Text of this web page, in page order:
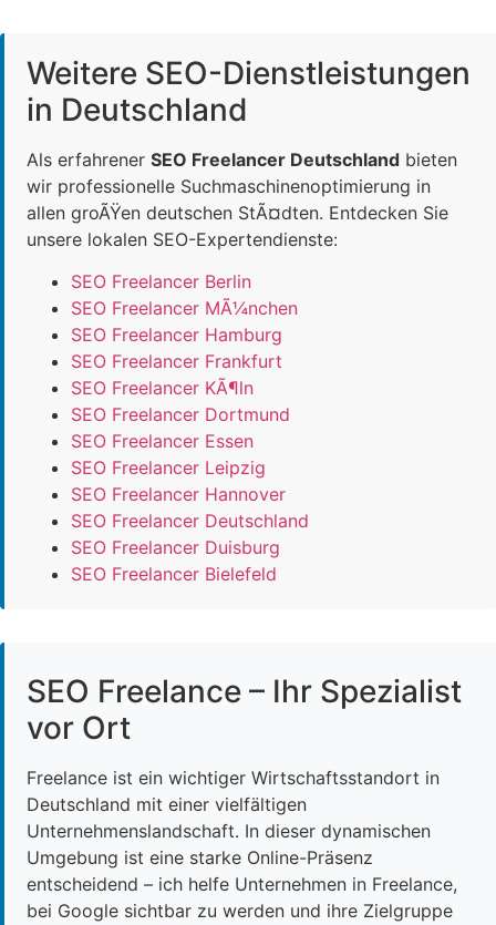
Weitere SEO-Dienstleistungen
in Deutschland
Als erfahrener SEO Freelancer Deutschland bieten
wir professionelle Suchmaschinenoptimierung in
allen groÃŸen deutschen StÃ¤dten. Entdecken Sie
unsere lokalen SEO-Expertendienste:
SEO Freelancer Berlin
SEO Freelancer MÃ¼nchen
SEO Freelancer Hamburg
SEO Freelancer Frankfurt
SEO Freelancer KÃ¶ln
SEO Freelancer Dortmund
SEO Freelancer Essen
SEO Freelancer Leipzig
SEO Freelancer Hannover
SEO Freelancer Deutschland
SEO Freelancer Duisburg
SEO Freelancer Bielefeld
SEO Freelance – Ihr Spezialist
vor Ort
Freelance ist ein wichtiger Wirtschaftsstandort in
Deutschland mit einer vielfältigen
Unternehmenslandschaft. In dieser dynamischen
Umgebung ist eine starke Online-Präsenz
entscheidend – ich helfe Unternehmen in Freelance,
bei Google sichtbar zu werden und ihre Zielgruppe